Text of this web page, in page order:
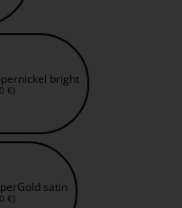
bright
€)
satin
€)